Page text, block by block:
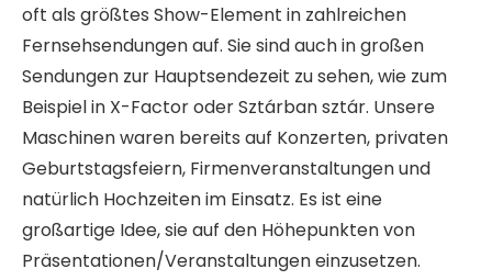
oft als größtes Show-Element in zahlreichen
Fernsehsendungen auf. Sie sind auch in großen
Sendungen zur Hauptsendezeit zu sehen, wie zum
Beispiel in X-Factor oder Sztárban sztár. Unsere
Maschinen waren bereits auf Konzerten, privaten
Geburtstagsfeiern, Firmenveranstaltungen und
natürlich Hochzeiten im Einsatz. Es ist eine
großartige Idee, sie auf den Höhepunkten von
Präsentationen/Veranstaltungen einzusetzen.